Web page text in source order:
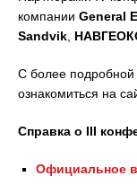
компании General
Sandvik
C более
ознакомиться на
Справка о III
Официальное